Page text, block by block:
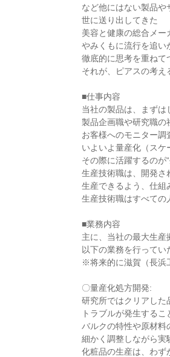
など他にはない製品や
世に送り出してきた
美容と健康の総合メー
やみくもに流行を追い
徹底的に思考を重ねて
それが、ピアスの考え
■仕事内容
当社の製品は、まずは
製品企画職や研究職の
お客様へのモニター調
いよいよ量産化（スケ
その際に活躍するのが“
生産技術職は、開発さ
生産できるよう、仕組
生産技術職はすべての
■業務内容
主に、当社の最大生産
以下の業務を行ってい
※将来的に滋賀（長浜
〇量産化処方開発:
研究所ではクリアした
トラブルが発生するこ
バルクの特性や原材料
細かく調整しながら実
化粧品の生産は、わず